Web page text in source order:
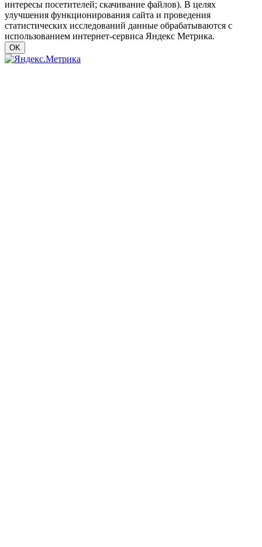
интересы посетителей; скачивание файлов). В целях
улучшения функционирования сайта и проведения
статистических исследований данные обрабатываются с
использованием интернет-сервиса Яндекс Метрика.
OK